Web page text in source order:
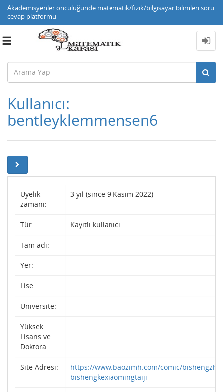
Akademisyenler öncülüğünde matematik/fizik/bilgisayar bilimleri soru
cevap platformu
Toggle
Kullanıcı:
bentleyklemmensen6
Üyelik
zamanı:
3 yıl (since 9 Kasım 2022)
Tür: Kayıtlı kullanıcı
Tam adı:
Yer:
Lise:
Üniversite:
Yüksek
Lisans ve
Doktora:
Site Adresi:
https://www.baozimh.com/comic/
bishengkexiaomingtaiji